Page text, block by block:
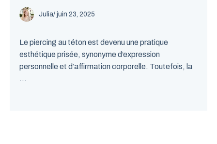
Julia/ juin 23, 2025
Le piercing au téton est devenu une pratique
esthétique prisée, synonyme d’expression
personnelle et d’affirmation corporelle. Toutefois, la
...